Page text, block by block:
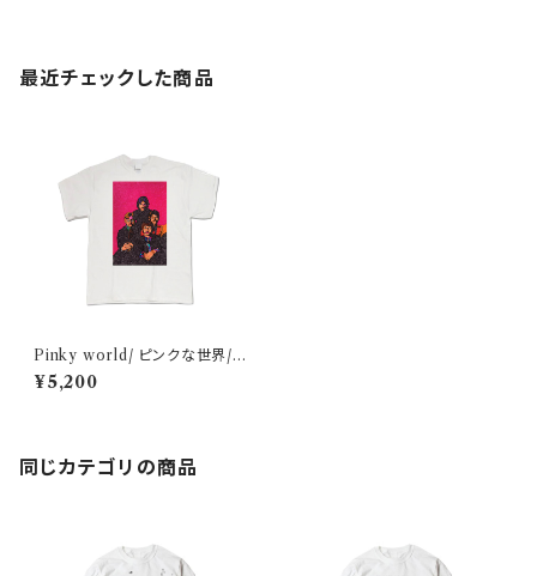
最近チェックした商品
Pinky world/ ピンクな世界/
T-shirt
¥5,200
同じカテゴリの商品